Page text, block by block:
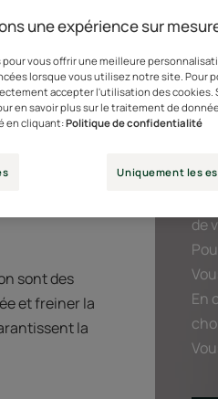
sont des
et freiner la
la
de
En
une expérience sur
vous offrir une meilleure
lorsque vous utilisez notre site. Pour
accepter l'utilisation des cookies.
en savoir plus sur le traitement de
en cliquant:Politique de confidentialité
Uniquement les